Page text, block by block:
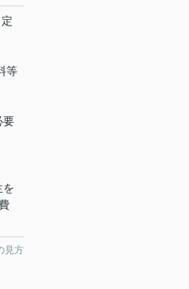
等
要
を
見方